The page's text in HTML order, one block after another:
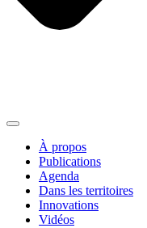
À propos
Publications
Agenda
Dans les territoires
Innovations
Vidéos